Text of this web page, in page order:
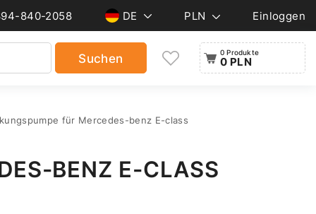
840-2058 DE PLN Einloggen
Suchen 0 Produkte
0 PLN
für Mercedes-benz E-class
BENZ E-CLASS